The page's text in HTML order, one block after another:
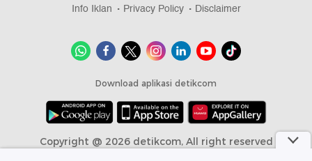
Info Iklan
Privacy Policy Disclaimer
Download aplikasi detikcom
Copyright @ 2026 detikcom, All right reserved